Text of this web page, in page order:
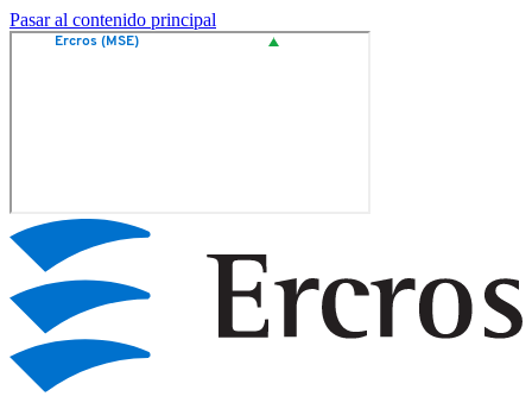
Pasar al contenido principal